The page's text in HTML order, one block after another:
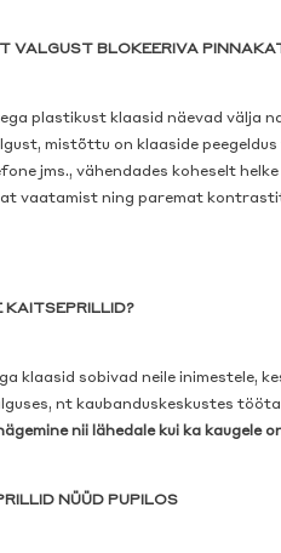
VALGUST BLOKEERIVA
plastikust klaasid näevad välja
mistõttu on klaaside
jms., vähendades koheselt
vaatamist ning paremat
KAITSEPRILLID?
klaasid sobivad neile
nt kaubanduskeskustes
nii lähedale kui ka
NÜÜD PUPILOS